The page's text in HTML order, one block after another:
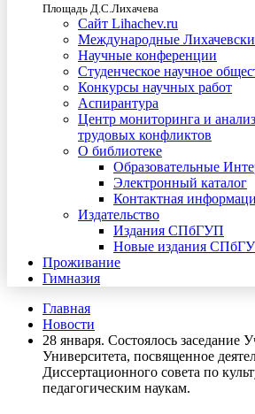
Площадь Д.С.Лихачева
Сайт Lihachev.ru
Международные
Научные конференции
Студенческое научное
Конкурсы научных работ
Аспирантура
Центр мониторинга и
трудовых конфликтов
О библиотеке
Образовательные
Электронный каталог
Контактная
Издательство
Издания СПбГУП
Новые издания
Проживание
Гимназия
Главная
Новости
28 января. Состоялось заседание
Университета, посвященное
Диссертационного совета по
педагогическим наукам.